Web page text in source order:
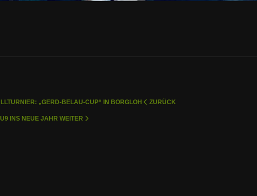
„GERD-BELAU-CUP“ IN BORGLOH ZURÜCK
INS NEUE JAHR WEITER